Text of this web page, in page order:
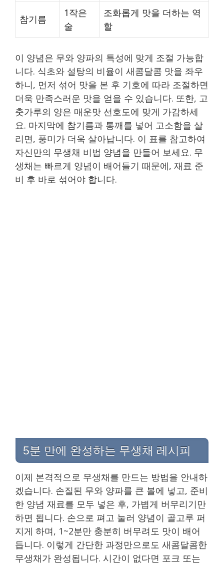
참기름
1작은
술
조화롭게 맛을 더하는 역
할
이 양념은 무와 양파의 특성에 맞게 조절 가능합
니다. 식초와 설탕의 비율이 새콤달콤 맛을 좌우
하니, 먼저 섞어 맛을 본 후 기호에 따라 조절하면
더욱 만족스러운 맛을 얻을 수 있습니다. 또한, 고
춧가루의 양은 매운맛 선호도에 맞게 가감하세
요. 마지막에 참기름과 통깨를 넣어 고소함을 살
리면, 풍미가 더욱 살아납니다. 이 표를 참고하여
자신만의 무생채 비법 양념을 만들어 보세요. 무
생채는 빠르게 양념이 배어들기 때문에, 재료 준
비 후 바로 섞어야 합니다.
5분 만에 완성하는 무생채 레시피
이제 본격적으로 무생채를 만드는 방법을 안내하
겠습니다. 손질된 무와 양파를 큰 볼에 넣고, 준비
한 양념 재료를 모두 넣은 후, 가볍게 버무리기만
하면 됩니다. 손으로 펴고 눌러 양념이 골고루 퍼
지게 하며, 1~2분만 충분히 버무려도 맛이 배어
듭니다. 이렇게 간단한 과정만으로도 새콤달콤한
무생채가 완성됩니다. 시간이 없다면 포크 또는